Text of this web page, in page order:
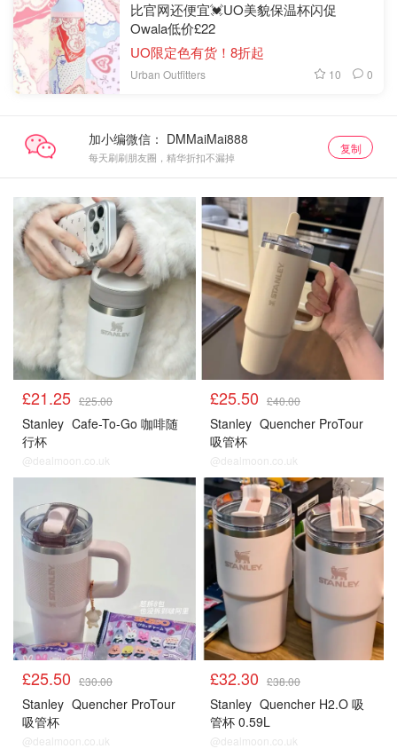
比官网还便宜💓UO美貌保温杯闪促
Owala低价£22
UO限定色有货！8折起
Urban Outfitters 10 0
加小编微信：
每天刷刷朋友圈，精华折扣不漏掉
复制
£21.25 £25.00
Stanley Cafe-To-Go 咖啡随
行杯
@dealmoon.co.uk
£25.50 £40.00
Stanley Quencher ProTour
吸管杯
@dealmoon.co.uk
£25.50 £30.00
Stanley Quencher ProTour
吸管杯
@dealmoon.co.uk
£32.30 £38.00
Stanley Quencher H2.O 吸
管杯 0.59L
@dealmoon.co.uk